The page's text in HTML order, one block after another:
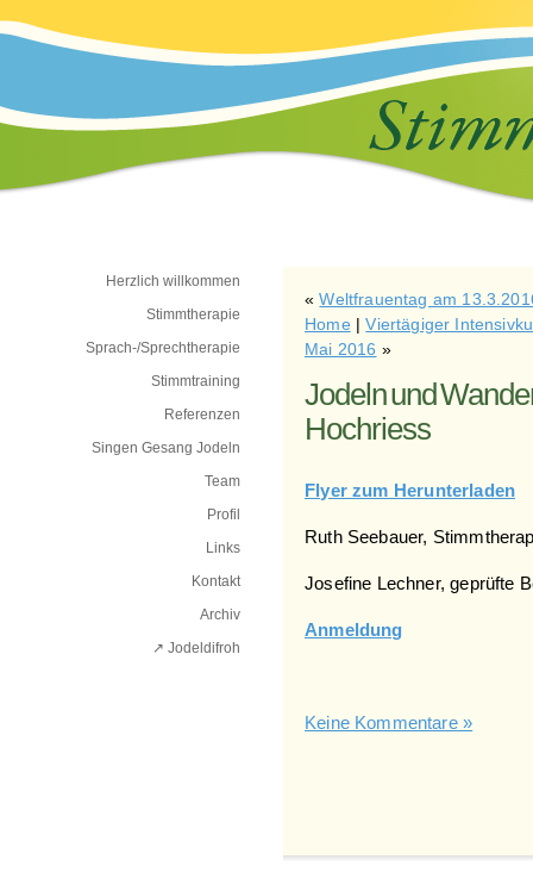
Herzlich willkommen
Stimmtherapie
Sprach-/Sprechtherapie
Stimmtraining
Referenzen
Singen Gesang Jodeln
Team
Profil
Links
Kontakt
Archiv
↗ Jodeldifroh︎
«Weltfrauentag am
Home |Viertägiger
Mai 2016 »
Jodeln und
Hochriess
Flyer zum Herunterladen
Ruth Seebauer,
Josefine Lechner, geprüfte
Anmeldung
Keine Kommentare »